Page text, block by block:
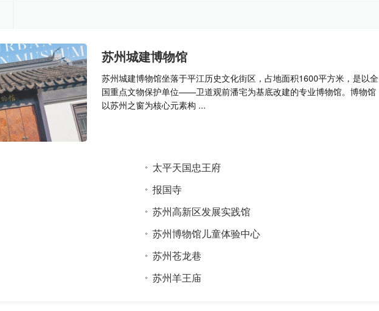
苏州城建博物馆
苏州城建博物馆坐落于平江历史文化街区，占地面积1600平方米，是以全
国重点文物保护单位——卫道观前潘宅为基底改建的专业博物馆。博物馆
以苏州之窗为核心元素构 ...
太平天国忠王府
报国寺
苏州高新区发展实践馆
苏州博物馆儿童体验中心
苏州苍龙巷
苏州羊王庙